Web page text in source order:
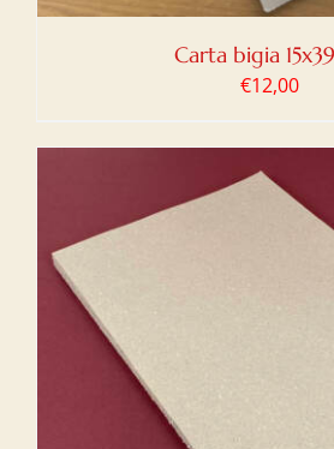
Carta bigia
€12,00